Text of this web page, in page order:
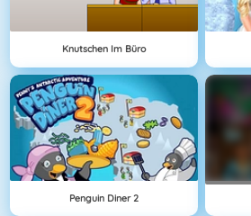
Knutschen Im Büro
Penguin Diner 2